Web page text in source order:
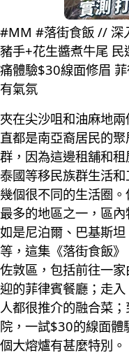
#MM #落街食飯 // 深
豬手+花生醬煮牛尾
痛體驗$30線面修眉
有氣氛
夾在尖沙咀和油麻地
直都是南亞裔居民的
群，因為這邊租舖和
泰國等移民族群生活
幾個很不同的生活圈
最多的地區之一，區
如是尼泊爾、巴基斯
等，這集《落街食飯
佐敦區，包括前往一
迎的菲律賓餐廳；走
人都很推介的融合菜
院，一試$30的線面體
個大熔爐有甚麼特別。